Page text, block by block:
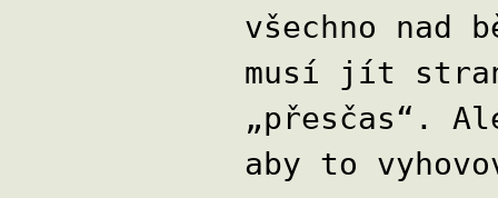
všechno nad
musí jít
„přesčas“.
aby to